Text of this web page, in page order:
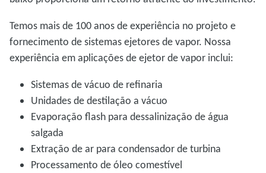
Temos mais de 100 anos de experiência no projeto e
fornecimento de sistemas ejetores de vapor. Nossa
experiência em aplicações de ejetor de vapor inclui:
Sistemas de vácuo de refinaria
Unidades de destilação a vácuo
Evaporação flash para dessalinização de água
salgada
Extração de ar para condensador de turbina
Processamento de óleo comestível